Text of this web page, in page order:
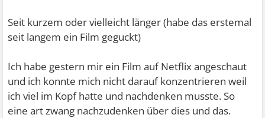
Seit kurzem oder vielleicht länger (habe das erstemal
seit langem ein Film geguckt)
Ich habe gestern mir ein Film auf Netflix angeschaut
und ich konnte mich nicht darauf konzentrieren weil
ich viel im Kopf hatte und nachdenken musste. So
eine art zwang nachzudenken über dies und das.